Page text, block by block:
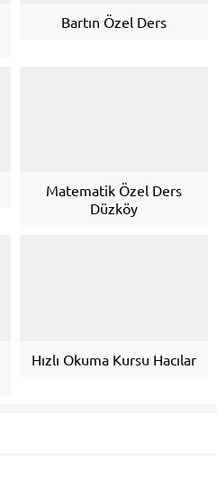
Bartın Özel Ders
Matematik Özel Ders
Düzköy
Hızlı Okuma Kursu Hacılar